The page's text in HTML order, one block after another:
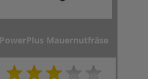
PowerPlus Mauernutfräse